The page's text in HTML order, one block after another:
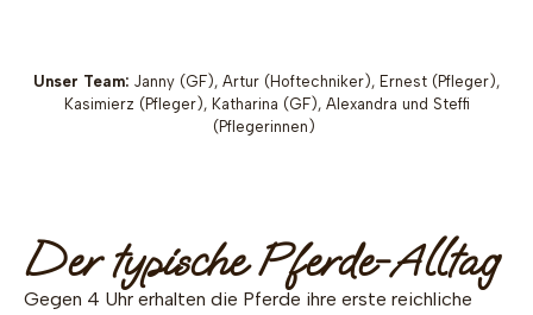
Unser Team: Janny (GF), Artur (Hoftechniker), Ernest (Pfleger),
Kasimierz (Pfleger), Katharina (GF), Alexandra und Steffi
(Pflegerinnen)
Der typische Pferde-Alltag
Gegen 4 Uhr erhalten die Pferde ihre erste reichliche